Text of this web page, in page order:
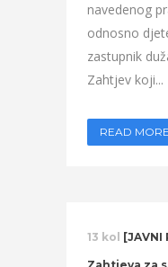
navedenog
odnosno
zastupnik
Zahtjev koji...
READ MORE
13 kol